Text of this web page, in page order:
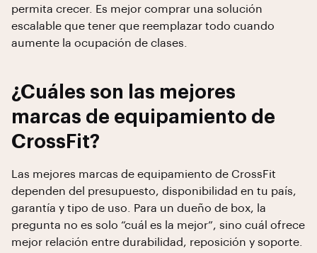
permita crecer. Es mejor comprar una solución
escalable que tener que reemplazar todo cuando
aumente la ocupación de clases.
¿Cuáles son las mejores
marcas de equipamiento de
CrossFit?
Las mejores marcas de equipamiento de CrossFit
dependen del presupuesto, disponibilidad en tu país,
garantía y tipo de uso. Para un dueño de box, la
pregunta no es solo “cuál es la mejor”, sino cuál ofrece
mejor relación entre durabilidad, reposición y soporte.